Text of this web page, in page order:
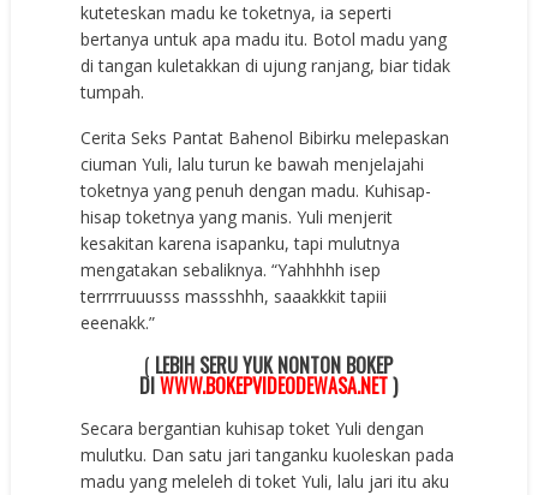
kuteteskan madu ke toketnya, ia seperti
bertanya untuk apa madu itu. Botol madu yang
di tangan kuletakkan di ujung ranjang, biar tidak
tumpah.
Cerita Seks Pantat Bahenol Bibirku melepaskan
ciuman Yuli, lalu turun ke bawah menjelajahi
toketnya yang penuh dengan madu. Kuhisap-
hisap toketnya yang manis. Yuli menjerit
kesakitan karena isapanku, tapi mulutnya
mengatakan sebaliknya. “Yahhhhh isep
terrrrruuusss massshhh, saaakkkit tapiii
eeenakk.”
( LEBIH SERU YUK NONTON BOKEP
DIWWW.BOKEPVIDEODEWASA.NET)
Secara bergantian kuhisap toket Yuli dengan
mulutku. Dan satu jari tanganku kuoleskan pada
madu yang meleleh di toket Yuli, lalu jari itu aku